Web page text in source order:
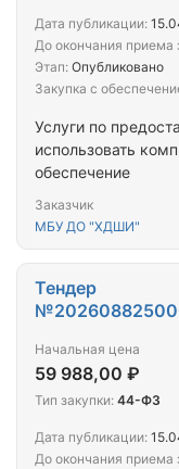
Услуги по
использовать
обеспечение
Заказчик
МБУ ДО "ХДШИ"
Дата публикации:
До окончания приема
Этап: Опубликовано
Закупка с
Тендер
Начальная цена
59 988,00 ₽
Тип закупки: 44-ФЗ
Дата публикации:
До окончания приема